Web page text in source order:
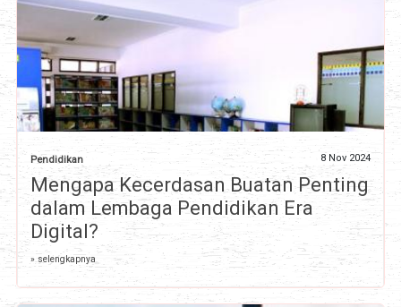
Pendidikan 8 Nov 2024
Mengapa Kecerdasan Buatan Penting
dalam Lembaga Pendidikan Era
Digital?
» selengkapnya